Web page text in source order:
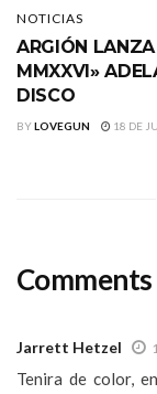
NOTICIAS
ARGIÓN
MMXXVI»
DISCO
BYLOVEGUN 18 DE
Comments
Jarrett Hetzel
Tenira de color,